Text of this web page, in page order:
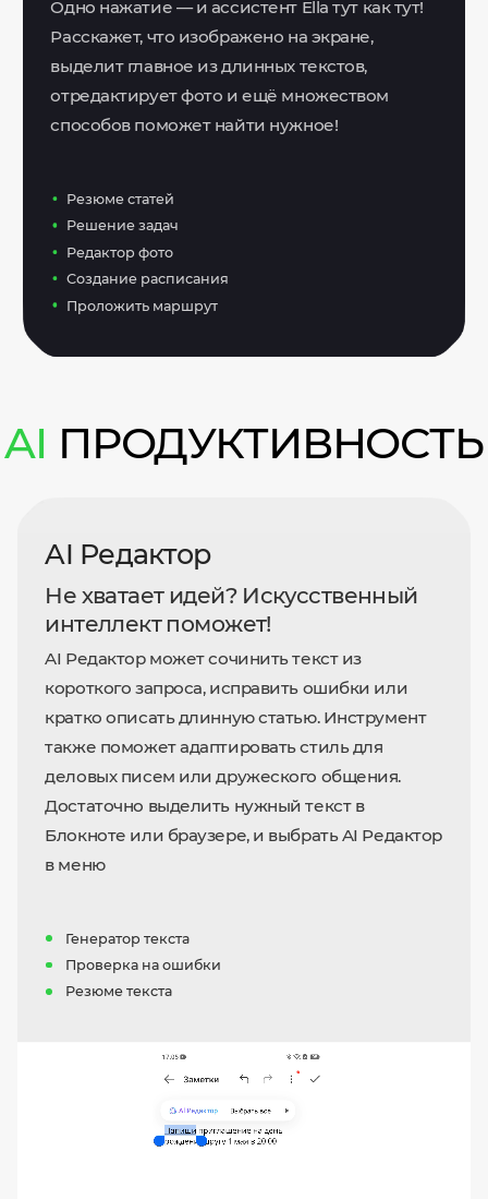
Одно нажатие — и ассистент Ella тут как тут!
Расскажет, что изображено на экране,
выделит главное из длинных текстов,
отредактирует фото и ещё множеством
способов поможет найти нужное!
Резюме статей
Решение задач
Редактор фото
Создание расписания
Проложить маршрут
AI ПРОДУКТИВНОСТЬ
AI Редактор
Не хватает идей? Искусственный
интеллект поможет!
AI Редактор может сочинить текст из
короткого запроса, исправить ошибки или
кратко описать длинную статью. Инструмент
также поможет адаптировать стиль для
деловых писем или дружеского общения.
Достаточно выделить нужный текст в
Блокноте или браузере, и выбрать AI Редактор
в меню
Генератор текста
Проверка на ошибки
Резюме текста